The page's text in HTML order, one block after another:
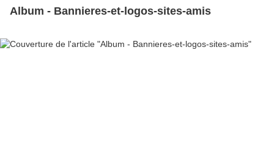
Album - Bannieres-et-logos-sites-amis